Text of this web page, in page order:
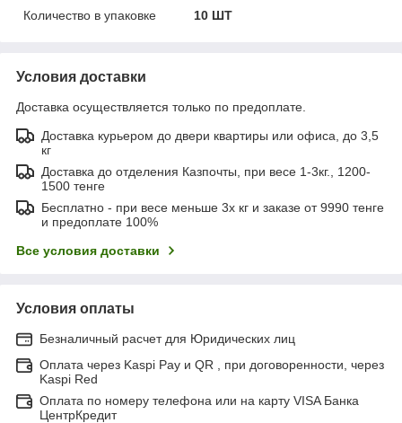
Количество в упаковке
10 ШТ
Условия доставки
Доставка осуществляется только по предоплате.
Доставка курьером до двери квартиры или офиса, до 3,5
кг
Доставка до отделения Казпочты, при весе 1-3кг., 1200-
1500 тенге
Бесплатно - при весе меньше 3х кг и заказе от 9990 тенге
и предоплате 100%
Все условия доставки
Условия оплаты
Безналичный расчет для Юридических лиц
Оплата через Kaspi Pay и QR , при договоренности, через
Kaspi Red
Оплата по номеру телефона или на карту VISA Банка
ЦентрКредит